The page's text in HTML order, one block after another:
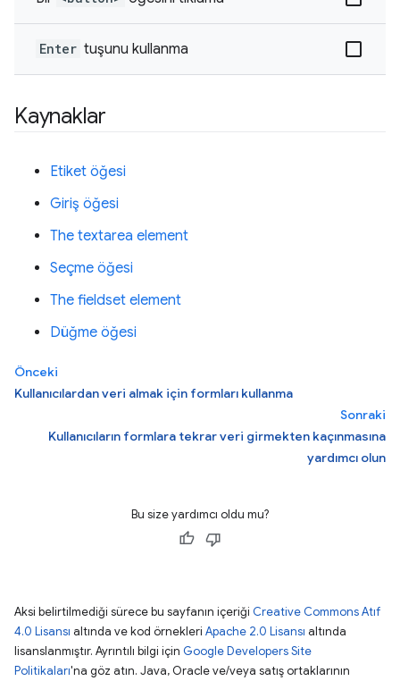
Enter tuşunu kullanma
Kaynaklar
Etiket öğesi
Giriş öğesi
The textarea element
Seçme öğesi
The fieldset element
Düğme öğesi
Önceki
Kullanıcılardan veri almak için formları kullanma
Sonraki
Kullanıcıların formlara tekrar veri girmekten kaçınmasına
yardımcı olun
Bu size yardımcı oldu mu?
Aksi belirtilmediği sürece bu sayfanın içeriği Creative Commons Atıf
4.0 Lisansı altında ve kod örnekleri Apache 2.0 Lisansı altında
lisanslanmıştır. Ayrıntılı bilgi için Google Developers Site
Politikaları'na göz atın. Java, Oracle ve/veya satış ortaklarının